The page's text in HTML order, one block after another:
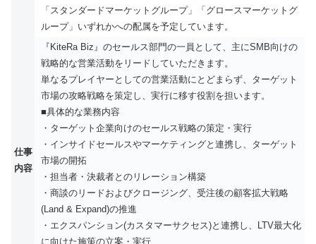
「スタンダードマーケットグループ」「グロースマーケットグ
ループ」いずれかへの配属を予定しています。
仕事
内容
『KiteRa Biz』のセールス部門の一員として、主にSMB向けの
戦略的な営業活動をリードしていただきます。
単なるプレイヤーとしての営業活動にとどまらず、ターゲット
市場の攻略戦略を策定し、実行に移す役割を担います。
■具体的な業務内容
・ターゲット企業向けのセールス戦略の策定・実行
・インサイドセールスやマーケティングと連携し、ターゲット
市場の開拓
・担当者・決裁者とのリレーション構築
・商談のリードおよびクロージング、受注後の顧客拡大戦略
(Land & Expand)の推進
・エクスパンション(カスタマーサクセス)と連携し、LTV最大化
に向けた施策の立案・実行